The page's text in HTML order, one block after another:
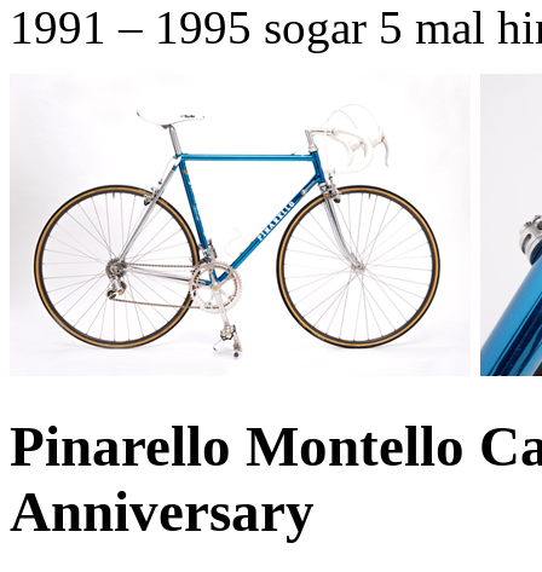
1991 – 1995 sogar 5 mal
Pinarello Montello
Anniversary